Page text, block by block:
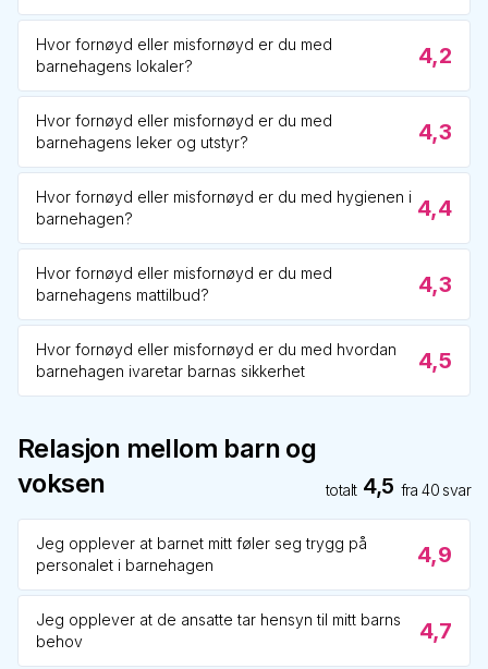
Hvor fornøyd eller misfornøyd er du med
barnehagens lokaler?
4,2
Hvor fornøyd eller misfornøyd er du med
barnehagens leker og utstyr?
4,3
Hvor fornøyd eller misfornøyd er du med hygienen i
barnehagen?
4,4
Hvor fornøyd eller misfornøyd er du med
barnehagens mattilbud?
4,3
Hvor fornøyd eller misfornøyd er du med hvordan
barnehagen ivaretar barnas sikkerhet
4,5
Relasjon mellom barn og
voksen
totalt 4,5 fra40 svar
Jeg opplever at barnet mitt føler seg trygg på
personalet i barnehagen
4,9
Jeg opplever at de ansatte tar hensyn til mitt barns
behov
4,7